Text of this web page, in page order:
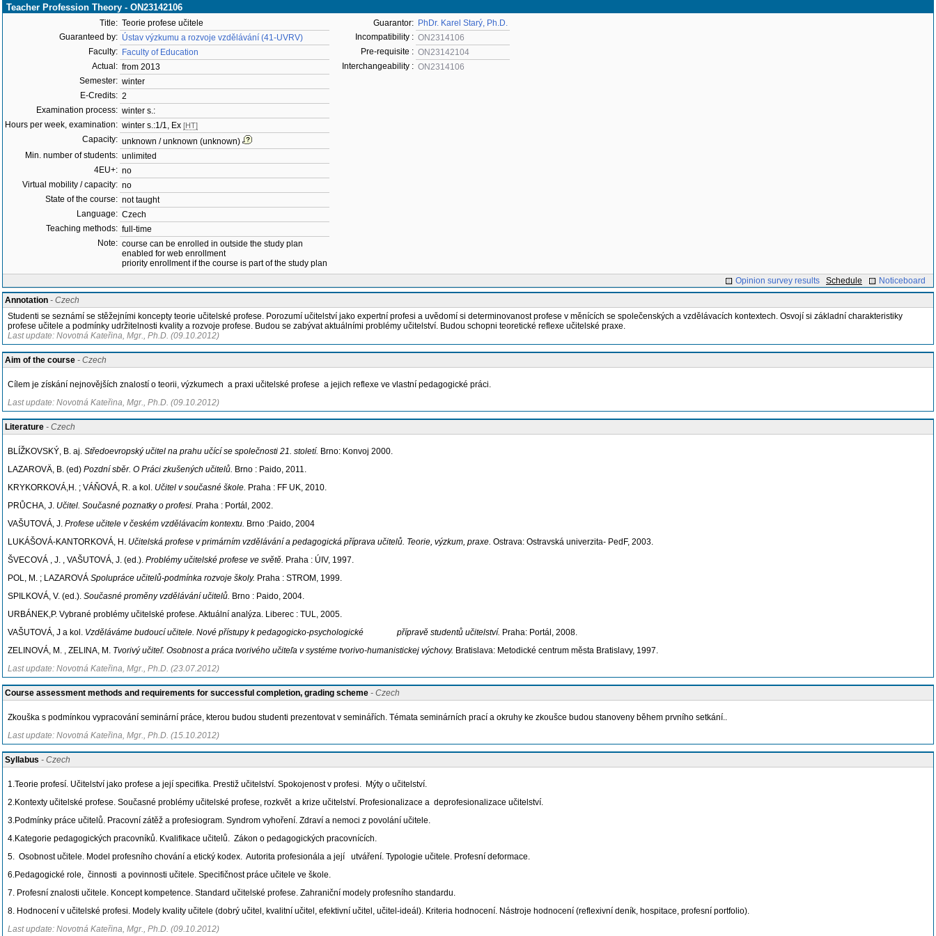
Teacher Profession Theory - ON23142106
Title: Teorie profese učitele
Guaranteed by: Ústav výzkumu a rozvoje vzdělávání (41-UVRV)
Faculty: Faculty of Education
Actual: from 2013
Semester: winter
E-Credits: 2
Examination process: winter s.:
Hours per week, examination: winter s.:1/1, Ex [HT]
Capacity: unknown / unknown (unknown)
Min. number of students: unlimited
4EU+: no
Virtual mobility / capacity: no
State of the course: not taught
Language: Czech
Teaching methods: full-time
Note: course can be enrolled in outside the study plan
enabled for web enrollment
priority enrollment if the course is part of the study plan
Guarantor: PhDr. Karel Starý, Ph.D.
Incompatibility : ON2314106
Pre-requisite : ON23142104
Interchangeability : ON2314106
Opinion survey results Schedule
Noticeboard
Annotation - Czech
Studenti se seznámí se stěžejními koncepty teorie učitelské profese. Porozumí učitelství jako expertní profesi a uvědomí si determinovanost profese v měnících se společenských a vzdělávacích kontextech. Osvojí si základní charakteristiky
profese učitele a podmínky udržitelnosti kvality a rozvoje profese. Budou se zabývat aktuálními problémy učitelství. Budou schopni teoretické reflexe učitelské praxe.
Last update: Novotná Kateřina, Mgr., Ph.D. (09.10.2012)
Aim of the course - Czech
Cílem je získání nejnovějších znalostí o teorii, výzkumech a praxi učitelské profese a jejich reflexe ve vlastní pedagogické práci.
Last update: Novotná Kateřina, Mgr., Ph.D. (09.10.2012)
Literature - Czech
BLÍŽKOVSKÝ, B. aj. Středoevropský učitel na prahu učící se společnosti 21. století. Brno: Konvoj 2000.
LAZAROVÄ, B. (ed) Pozdní sběr. O Práci zkušených učitelů. Brno : Paido, 2011.
KRYKORKOVÁ,H. ; VÁŇOVÁ, R. a kol. Učitel v současné škole. Praha : FF UK, 2010.
PRŮCHA, J. Učitel. Současné poznatky o profesi. Praha : Portál, 2002.
VAŠUTOVÁ, J. Profese učitele v českém vzdělávacím kontextu. Brno :Paido, 2004
LUKÁŠOVÁ-KANTORKOVÁ, H. Učitelská profese v primárním vzdělávání a pedagogická příprava učitelů. Teorie, výzkum, praxe. Ostrava: Ostravská univerzita- PedF, 2003.
ŠVECOVÁ , J. , VAŠUTOVÁ, J. (ed.). Problémy učitelské profese ve světě. Praha : ÚIV, 1997.
POL, M. ; LAZAROVÁ Spolupráce učitelů-podmínka rozvoje školy. Praha : STROM, 1999.
SPILKOVÁ, V. (ed.). Současné proměny vzdělávání učitelů. Brno : Paido, 2004.
URBÁNEK,P. Vybrané problémy učitelské profese. Aktuální analýza. Liberec : TUL, 2005.
VAŠUTOVÁ, J a kol. Vzděláváme budoucí učitele. Nové přístupy k pedagogicko-psychologické přípravě studentů učitelství. Praha: Portál, 2008.
ZELINOVÁ, M. , ZELINA, M. Tvorivý učiteľ. Osobnost a práca tvorivého učiteľa v systéme tvorivo-humanistickej výchovy. Bratislava: Metodické centrum města Bratislavy, 1997.
Last update: Novotná Kateřina, Mgr., Ph.D. (23.07.2012)
Course assessment methods and requirements for successful completion, grading scheme - Czech
Zkouška s podmínkou vypracování seminární práce, kterou budou studenti prezentovat v seminářích. Témata seminárních prací a okruhy ke zkoušce budou stanoveny během prvního setkání..
Last update: Novotná Kateřina, Mgr., Ph.D. (15.10.2012)
Syllabus - Czech
1.Teorie profesí. Učitelství jako profese a její specifika. Prestiž učitelství. Spokojenost v profesi. Mýty o učitelství.
2.Kontexty učitelské profese. Současné problémy učitelské profese, rozkvět a krize učitelství. Profesionalizace a deprofesionalizace učitelství.
3.Podmínky práce učitelů. Pracovní zátěž a profesiogram. Syndrom vyhoření. Zdraví a nemoci z povolání učitele.
4.Kategorie pedagogických pracovníků. Kvalifikace učitelů. Zákon o pedagogických pracovnících.
5. Osobnost učitele. Model profesního chování a etický kodex. Autorita profesionála a její utváření. Typologie učitele. Profesní deformace.
6.Pedagogické role, činnosti a povinnosti učitele. Specifičnost práce učitele ve škole.
7. Profesní znalosti učitele. Koncept kompetence. Standard učitelské profese. Zahraniční modely profesního standardu.
8. Hodnocení v učitelské profesi. Modely kvality učitele (dobrý učitel, kvalitní učitel, efektivní učitel, učitel-ideál). Kriteria hodnocení. Nástroje hodnocení (reflexivní deník, hospitace, profesní portfolio).
Last update: Novotná Kateřina, Mgr., Ph.D. (09.10.2012)